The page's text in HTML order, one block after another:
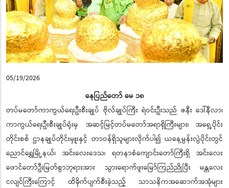
05/19/2026
နေပြည်တော် မေ ၁၈
တပ်မတော်ကာကွယ်ရေးဦးစီးချုပ် ဗိုလ်ချုပ်ကြီး ရဲဝင်းဦးသည် ဇနီး ဒေါ်နီလာ၊
ကာကွယ်ရေးဦးစီးချုပ်ရုံးမှ အဆင့်မြင့်တပ်မတော်အရာရှိကြီးများ၊ အရှေ့ပိုင်း
တိုင်းစစ် ဌာနချုပ်တိုင်းမှူးနှင့် တာဝန်ရှိသူများလိုက်ပါ၍ ယနေ့မွန်းလွဲပိုင်းတွင်
ညောင်ရွှေမြို့နယ်၊ အင်းလေးဒေသ၊ ရတနာစံကျောင်းတော်ကြီးရှိ အင်းလေး
ဖောင်တော်ဦးမြတ်စွာဘုရားအား သွားရောက်ဖူးမြော်ကြည်ညိုပြီး မန္တလေး
ငလျင်ကြီးကြောင့် ထိခိုက်ပျက်စီးခဲ့သည့် သာသနိကအဆောက်အအုံများ